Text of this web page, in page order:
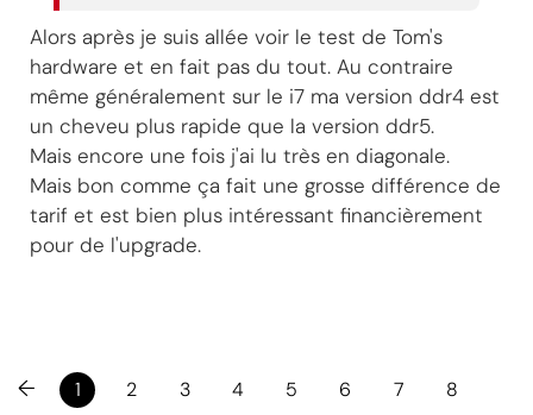
Alors après je suis allée voir le test de Tom's
hardware et en fait pas du tout. Au contraire
même généralement sur le i7 ma version ddr4 est
un cheveu plus rapide que la version ddr5.
Mais encore une fois j'ai lu très en diagonale.
Mais bon comme ça fait une grosse différence de
tarif et est bien plus intéressant financièrement
pour de l'upgrade.
← 1 2 3 4 5 6 7
8